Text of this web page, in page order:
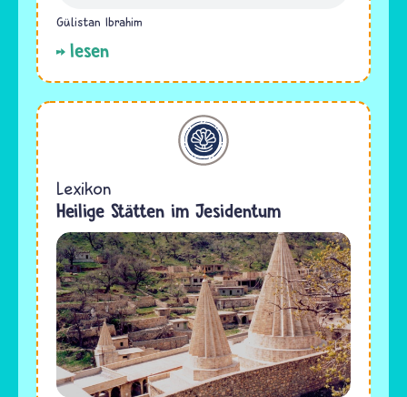
Gülistan Ibrahim
lesen
Jesidentum
Lexikon
Heilige Stätten im Jesidentum